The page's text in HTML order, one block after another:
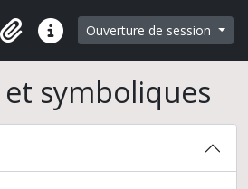
in browse page
Liens rapidesOuverture de session
et symboliques